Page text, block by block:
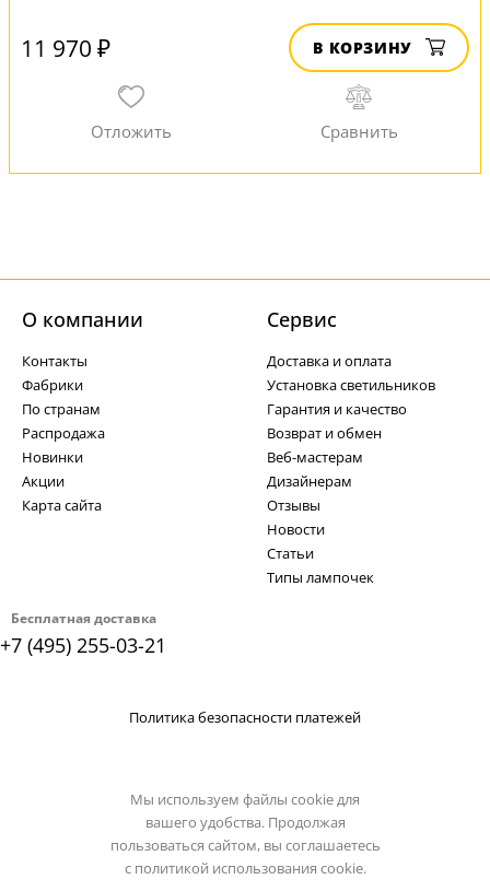
11 970 ₽ В КОРЗИНУ
Бесплатная доставка
+7 (495) 255-03-21
О компании
Контакты
Фабрики
По странам
Распродажа
Новинки
Акции
Карта сайта
Cервис
Доставка и оплата
Установка светильников
Гарантия и качество
Возврат и обмен
Веб-мастерам
Дизайнерам
Отзывы
Новости
Статьи
Типы лампочек
Политика безопасности платежей
Мы используем файлы cookie для
вашего удобства. Продолжая
пользоваться сайтом, вы соглашаетесь
с политикой использования cookie.